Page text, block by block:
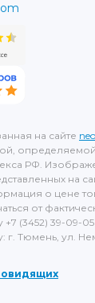
на сайте
РФ.
на
о цене
от
(3452) 39-09-
г. Тюмень, ул.